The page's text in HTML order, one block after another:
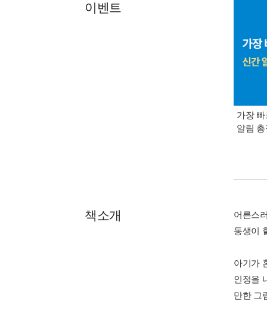
이벤트
가장
알림
책소개
어른스
동생이
아기가
인정을
만한 그